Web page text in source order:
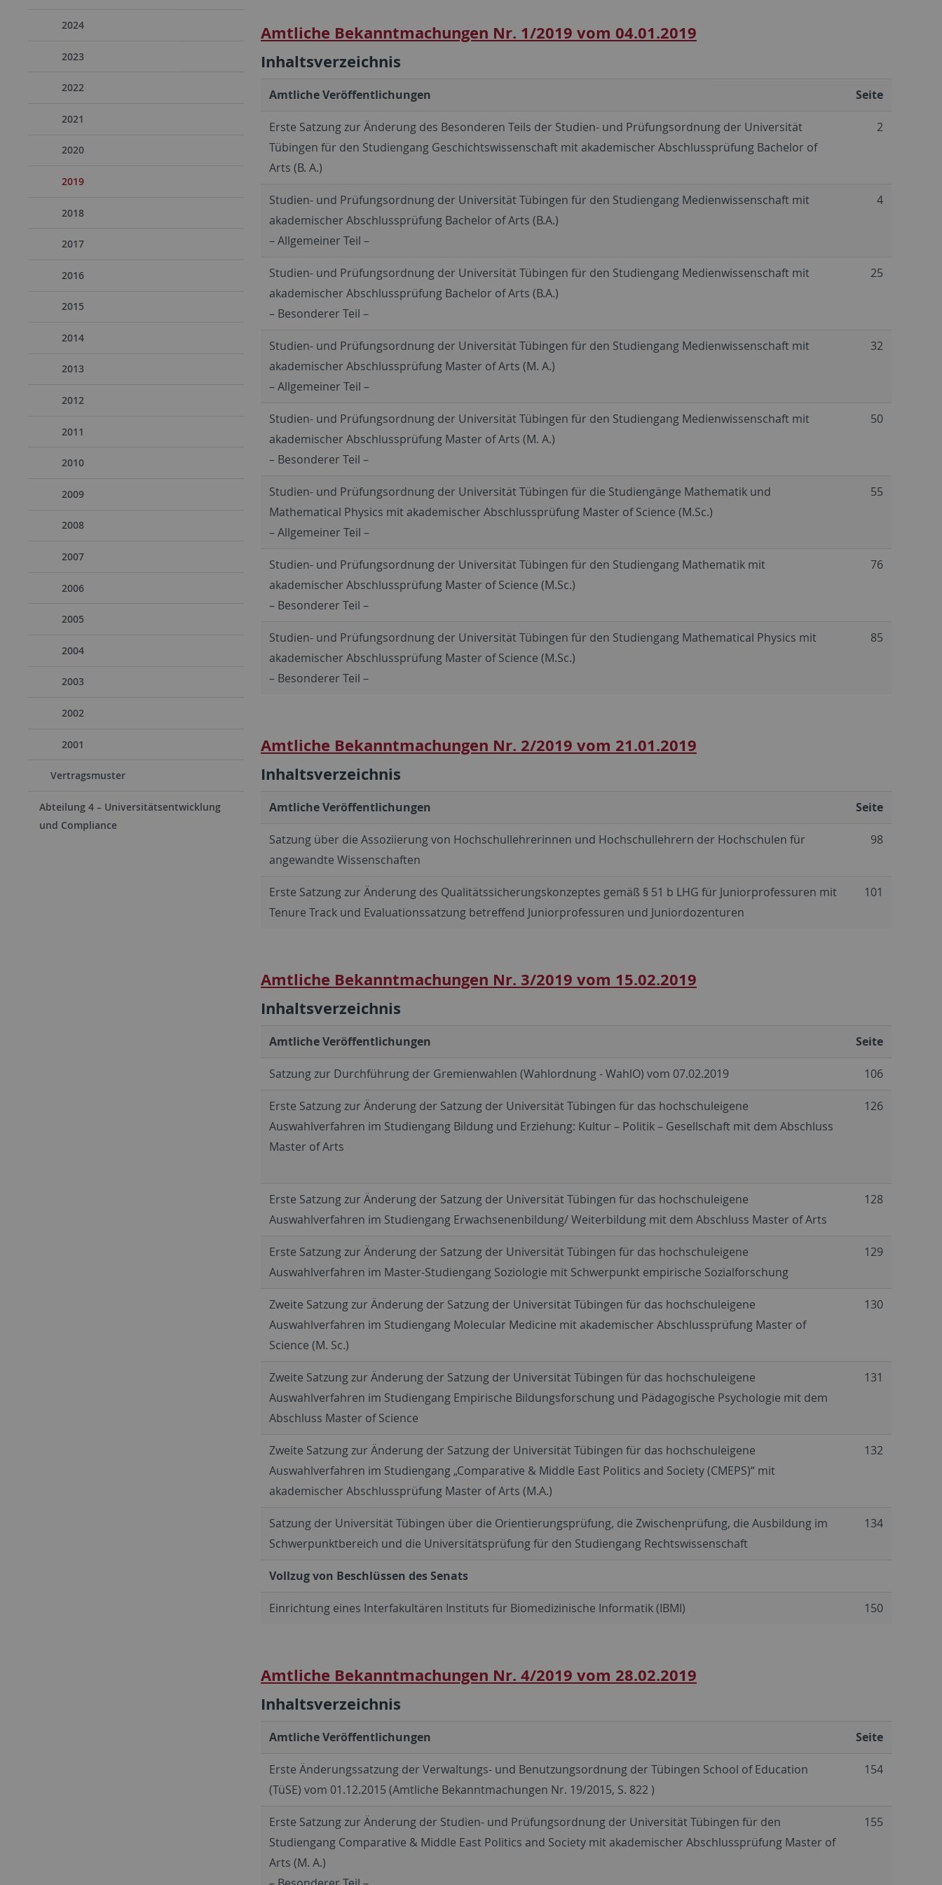
2024
2023
2022
2021
2020
2019
2018
2017
2016
2015
2014
2013
2012
2011
2010
2009
2008
2007
2006
2005
2004
2003
2002
2001
Vertragsmuster
Abteilung 4 – Universitätsentwicklung
und Compliance
Amtliche Bekanntmachungen Nr. 1/2019 vom 04.01.2019
Inhaltsverzeichnis
Amtliche Veröffentlichungen Seite
Erste Satzung zur Änderung des Besonderen Teils der Studien- und Prüfungsordnung der Universität
Tübingen für den Studiengang Geschichtswissenschaft mit akademischer Abschlussprüfung Bachelor of
Arts (B. A.)
2
Studien- und Prüfungsordnung der Universität Tübingen für den Studiengang Medienwissenschaft mit
akademischer Abschlussprüfung Bachelor of Arts (B.A.)
– Allgemeiner Teil –
4
Studien- und Prüfungsordnung der Universität Tübingen für den Studiengang Medienwissenschaft mit
akademischer Abschlussprüfung Bachelor of Arts (B.A.)
– Besonderer Teil –
25
Studien- und Prüfungsordnung der Universität Tübingen für den Studiengang Medienwissenschaft mit
akademischer Abschlussprüfung Master of Arts (M. A.)
– Allgemeiner Teil –
32
Studien- und Prüfungsordnung der Universität Tübingen für den Studiengang Medienwissenschaft mit
akademischer Abschlussprüfung Master of Arts (M. A.)
– Besonderer Teil –
50
Studien- und Prüfungsordnung der Universität Tübingen für die Studiengänge Mathematik und
Mathematical Physics mit akademischer Abschlussprüfung Master of Science (M.Sc.)
– Allgemeiner Teil –
55
Studien- und Prüfungsordnung der Universität Tübingen für den Studiengang Mathematik mit
akademischer Abschlussprüfung Master of Science (M.Sc.)
– Besonderer Teil –
76
Studien- und Prüfungsordnung der Universität Tübingen für den Studiengang Mathematical Physics mit
akademischer Abschlussprüfung Master of Science (M.Sc.)
– Besonderer Teil –
85
Amtliche Bekanntmachungen Nr. 2/2019 vom 21.01.2019
Inhaltsverzeichnis
Amtliche Veröffentlichungen Seite
Satzung über die Assoziierung von Hochschullehrerinnen und Hochschullehrern der Hochschulen für
angewandte Wissenschaften
98
Erste Satzung zur Änderung des Qualitätssicherungskonzeptes gemäß § 51 b LHG für Juniorprofessuren mit
Tenure Track und Evaluationssatzung betreffend Juniorprofessuren und Juniordozenturen
101
Amtliche Bekanntmachungen Nr. 3/2019 vom 15.02.2019
Inhaltsverzeichnis
Amtliche Veröffentlichungen Seite
Satzung zur Durchführung der Gremienwahlen (Wahlordnung - WahlO) vom 07.02.2019 106
Erste Satzung zur Änderung der Satzung der Universität Tübingen für das hochschuleigene
Auswahlverfahren im Studiengang Bildung und Erziehung: Kultur – Politik – Gesellschaft mit dem Abschluss
Master of Arts
126
Erste Satzung zur Änderung der Satzung der Universität Tübingen für das hochschuleigene
Auswahlverfahren im Studiengang Erwachsenenbildung/ Weiterbildung mit dem Abschluss Master of Arts
128
Erste Satzung zur Änderung der Satzung der Universität Tübingen für das hochschuleigene
Auswahlverfahren im Master-Studiengang Soziologie mit Schwerpunkt empirische Sozialforschung
129
Zweite Satzung zur Änderung der Satzung der Universität Tübingen für das hochschuleigene
Auswahlverfahren im Studiengang Molecular Medicine mit akademischer Abschlussprüfung Master of
Science (M. Sc.)
130
Zweite Satzung zur Änderung der Satzung der Universität Tübingen für das hochschuleigene
Auswahlverfahren im Studiengang Empirische Bildungsforschung und Pädagogische Psychologie mit dem
Abschluss Master of Science
131
Zweite Satzung zur Änderung der Satzung der Universität Tübingen für das hochschuleigene
Auswahlverfahren im Studiengang „Comparative & Middle East Politics and Society (CMEPS)“ mit
akademischer Abschlussprüfung Master of Arts (M.A.)
132
Satzung der Universität Tübingen über die Orientierungsprüfung, die Zwischenprüfung, die Ausbildung im
Schwerpunktbereich und die Universitätsprüfung für den Studiengang Rechtswissenschaft
134
Vollzug von Beschlüssen des Senats
Einrichtung eines Interfakultären Instituts für Biomedizinische Informatik (IBMI) 150
Amtliche Bekanntmachungen Nr. 4/2019 vom 28.02.2019
Inhaltsverzeichnis
Amtliche Veröffentlichungen Seite
Erste Änderungssatzung der Verwaltungs- und Benutzungsordnung der Tübingen School of Education
(TüSE) vom 01.12.2015 (Amtliche Bekanntmachungen Nr. 19/2015, S. 822 )
154
Erste Satzung zur Änderung der Studien- und Prüfungsordnung der Universität Tübingen für den
Studiengang Comparative & Middle East Politics and Society mit akademischer Abschlussprüfung Master of
Arts (M. A.)
155